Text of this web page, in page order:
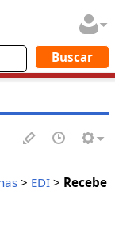
> EDI> Recebe